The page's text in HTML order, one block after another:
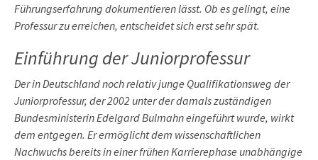
Führungserfahrung dokumentieren lässt. Ob es gelingt, eine
Professur zu erreichen, entscheidet sich erst sehr spät.
Einführung der Juniorprofessur
Der in Deutschland noch relativ junge Qualifikationsweg der
Juniorprofessur, der 2002 unter der damals zuständigen
Bundesministerin Edelgard Bulmahn eingeführt wurde, wirkt
dem entgegen. Er ermöglicht dem wissenschaftlichen
Nachwuchs bereits in einer frühen Karrierephase unabhängige